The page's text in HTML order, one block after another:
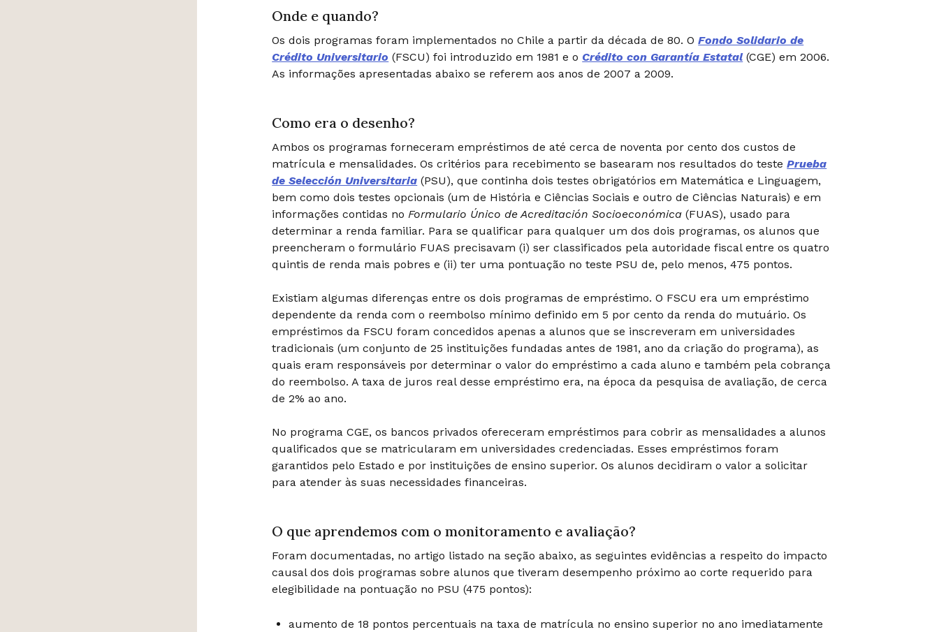
Onde e quando?
Os dois programas foram implementados no Chile a partir da década de 80. OFondo Solidario de
Crédito Universitario (FSCU) foi introduzido em 1981 e o Crédito con Garantía Estatal(CGE) em 2006.
As informações apresentadas abaixo se referem aos anos de 2007 a 2009.
Como era o desenho?
Ambos os programas forneceram empréstimos de até cerca de noventa por cento dos custos de
matrícula e mensalidades. Os critérios para recebimento se basearam nos resultados do testePrueba
de Selección Universitaria (PSU), que continha dois testes obrigatórios em Matemática e Linguagem,
bem como dois testes opcionais (um de História e Ciências Sociais e outro de Ciências Naturais) e em
informações contidas noFormulario Único de Acreditación Socioeconómica (FUAS), usado para
determinar a renda familiar. Para se qualificar para qualquer um dos dois programas, os alunos que
preencheram o formulário FUAS precisavam (i) ser classificados pela autoridade fiscal entre os quatro
quintis de renda mais pobres e (ii) ter uma pontuação no teste PSU de, pelo menos, 475 pontos.
Existiam algumas diferenças entre os dois programas de empréstimo. O FSCU era um empréstimo
dependente da renda com o reembolso mínimo definido em 5 por cento da renda do mutuário. Os
empréstimos da FSCU foram concedidos apenas a alunos que se inscreveram em universidades
tradicionais (um conjunto de 25 instituições fundadas antes de 1981, ano da criação do programa), as
quais eram responsáveis por determinar o valor do empréstimo a cada aluno e também pela cobrança
do reembolso. A taxa de juros real desse empréstimo era, na época da pesquisa de avaliação, de cerca
de 2% ao ano.
No programa CGE, os bancos privados ofereceram empréstimos para cobrir as mensalidades a alunos
qualificados que se matricularam em universidades credenciadas. Esses empréstimos foram
garantidos pelo Estado e por instituições de ensino superior. Os alunos decidiram o valor a solicitar
para atender às suas necessidades financeiras.
O que aprendemos com o monitoramento e avaliação?
Foram documentadas, no artigo listado na seção abaixo, as seguintes evidências a respeito do impacto
causal dos dois programas sobre alunos que tiveram desempenho próximo ao corte requerido para
elegibilidade na pontuação no PSU (475 pontos):
aumento de 18 pontos percentuais na taxa de matrícula no ensino superior no ano imediatamente